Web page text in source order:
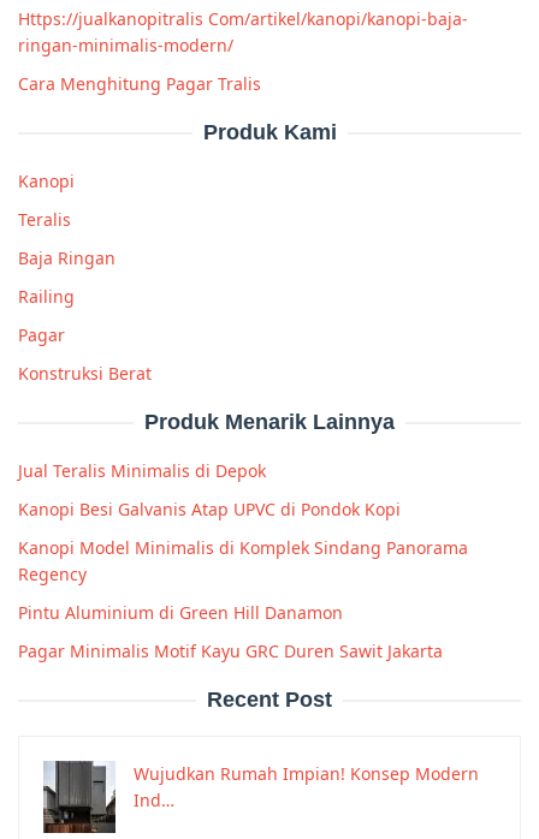
Https://jualkanopitralis Com/artikel/kanopi/kanopi-baja-
ringan-minimalis-modern/
Cara Menghitung Pagar Tralis
Produk Kami
Kanopi
Teralis
Baja Ringan
Railing
Pagar
Konstruksi Berat
Produk Menarik Lainnya
Jual Teralis Minimalis di Depok
Kanopi Besi Galvanis Atap UPVC di Pondok Kopi
Kanopi Model Minimalis di Komplek Sindang Panorama
Regency
Pintu Aluminium di Green Hill Danamon
Pagar Minimalis Motif Kayu GRC Duren Sawit Jakarta
Recent Post
Wujudkan Rumah Impian! Konsep Modern
Ind…